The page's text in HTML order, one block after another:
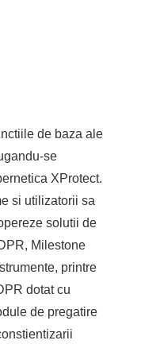
de baza ale
se
XProtect.
si utilizatorii sa
solutii de
Milestone
printre
dotat cu
de pregatire